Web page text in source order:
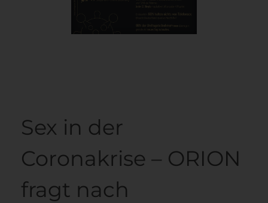
Sex in der
Coronakrise – ORION
fragt nach